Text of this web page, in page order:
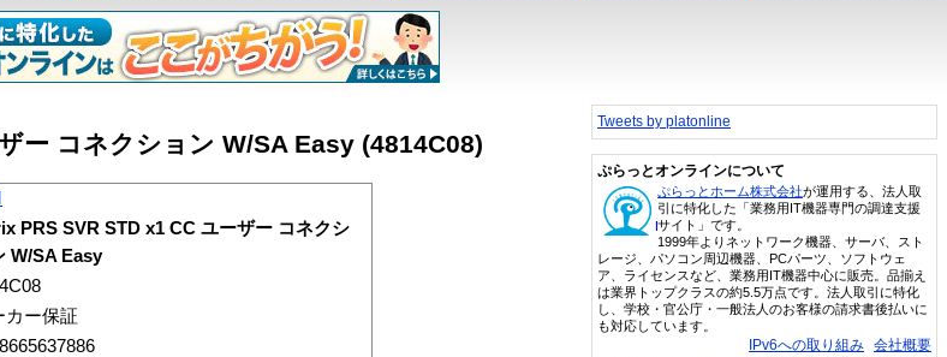
ー コネクション W/SA Easy (4814C08)
PRS SVR STD x1 CC ユーザー コネクシ
W/SA Easy
カー保証
Tweets by platonline
ぷらっとオンラインについて
ぷらっとホーム株式会社が運用する、法人取
引に特化した「業務用IT機器専門の調達支援
サイト」です。
1999年よりネットワーク機器、サーバ、スト
レージ、パソコン周辺機器、PCパーツ、ソフトウェ
ア、ライセンスなど、業務用IT機器中心に販売。品揃え
は業界トップクラスの約5.5万点です。法人取引に特化
し、学校・官公庁・一般法人のお客様の請求書後払いに
も対応しています。
IPv6への取り組み 会社概要